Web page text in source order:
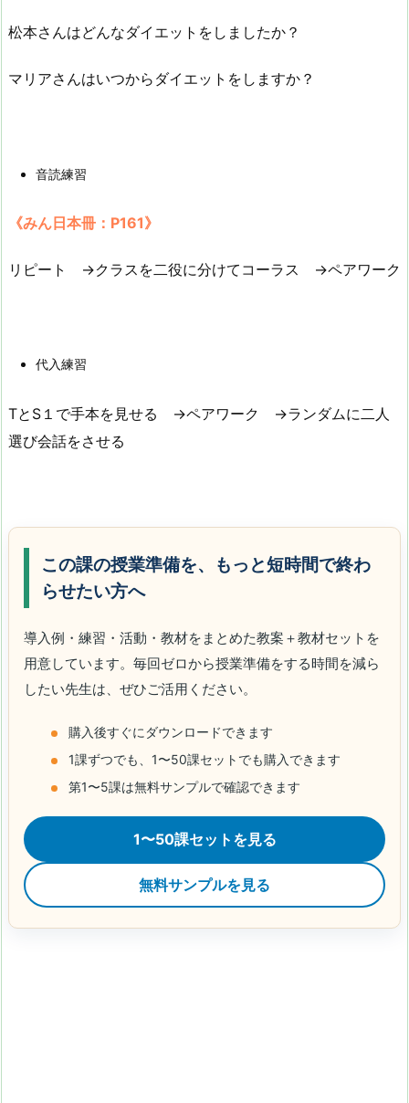
松本さんはどんなダイエットをしましたか？
マリアさんはいつからダイエットをしますか？
音読練習
《みん日本冊：P161》
リピート →クラスを二役に分けてコーラス →ペアワーク
代入練習
TとS１で手本を見せる →ペアワーク →ランダムに二人
選び会話をさせる
この課の授業準備を、もっと短時間で終わ
らせたい方へ
導入例・練習・活動・教材をまとめた教案＋教材セットを
用意しています。毎回ゼロから授業準備をする時間を減ら
したい先生は、ぜひご活用ください。
購入後すぐにダウンロードできます
1課ずつでも、1〜50課セットでも購入できます
第1〜5課は無料サンプルで確認できます
1〜50課セットを見る
無料サンプルを見る